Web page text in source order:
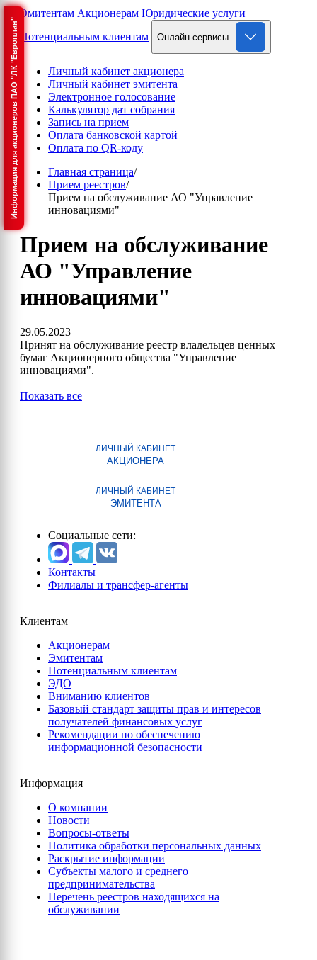
Информация для акционеров ПАО "ЛК "Европлан"
Эмитентам Акционерам Юридические услуги
Потенциальным клиентам
Онлайн-сервисы
Личный кабинет акционера
Личный кабинет эмитента
Электронное голосование
Калькулятор дат собрания
Запись на прием
Оплата банковской картой
Оплата по QR-коду
Главная страница/
Прием реестров/
Прием на обслуживание АО "Управление
инновациями"
Прием на обслуживание
АО "Управление
инновациями"
29.05.2023
Принят на обслуживание реестр владельцев ценных
бумаг Акционерного общества "Управление
инновациями".
Показать все
ЛИЧНЫЙ КАБИНЕТ
АКЦИОНЕРА
ЛИЧНЫЙ КАБИНЕТ
ЭМИТЕНТА
Социальные сети:
Контакты
Филиалы и трансфер-агенты
Клиентам
Акционерам
Эмитентам
Потенциальным клиентам
ЭДО
Вниманию клиентов
Базовый стандарт защиты прав и интересов
получателей финансовых услуг
Рекомендации по обеспечению
информационной безопасности
Информация
О компании
Новости
Вопросы-ответы
Политика обработки персональных данных
Раскрытие информации
Субъекты малого и среднего
предпринимательства
Перечень реестров находящихся на
обслуживании